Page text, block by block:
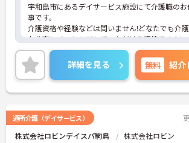
宇和島市にあるデイサービス施設にて介護職のお
事です。
介護資格や経験などは問いません!どなたでも介
お仕事にチャレンジしていただける環境ですよ!
デイサービスなので、朝から夕方のお仕事となり
す。ご家庭やプライベートを大切にしながらお仕事
に取り組むことができます。
ご興味がある方は是非一度マイナビまでお問い合
せください。さらに詳細などお伝えします！
詳細を見る 無料 紹介
通所介護（デイサービス）
株式会社ロビンデイスパ駒鳥 株式会社ロビン